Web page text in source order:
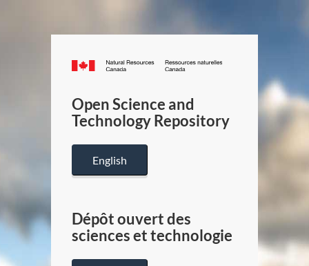
Canada.ca
/
Canada
Open Science and
Technology Repository
English
Dépôt ouvert des
sciences et technologie